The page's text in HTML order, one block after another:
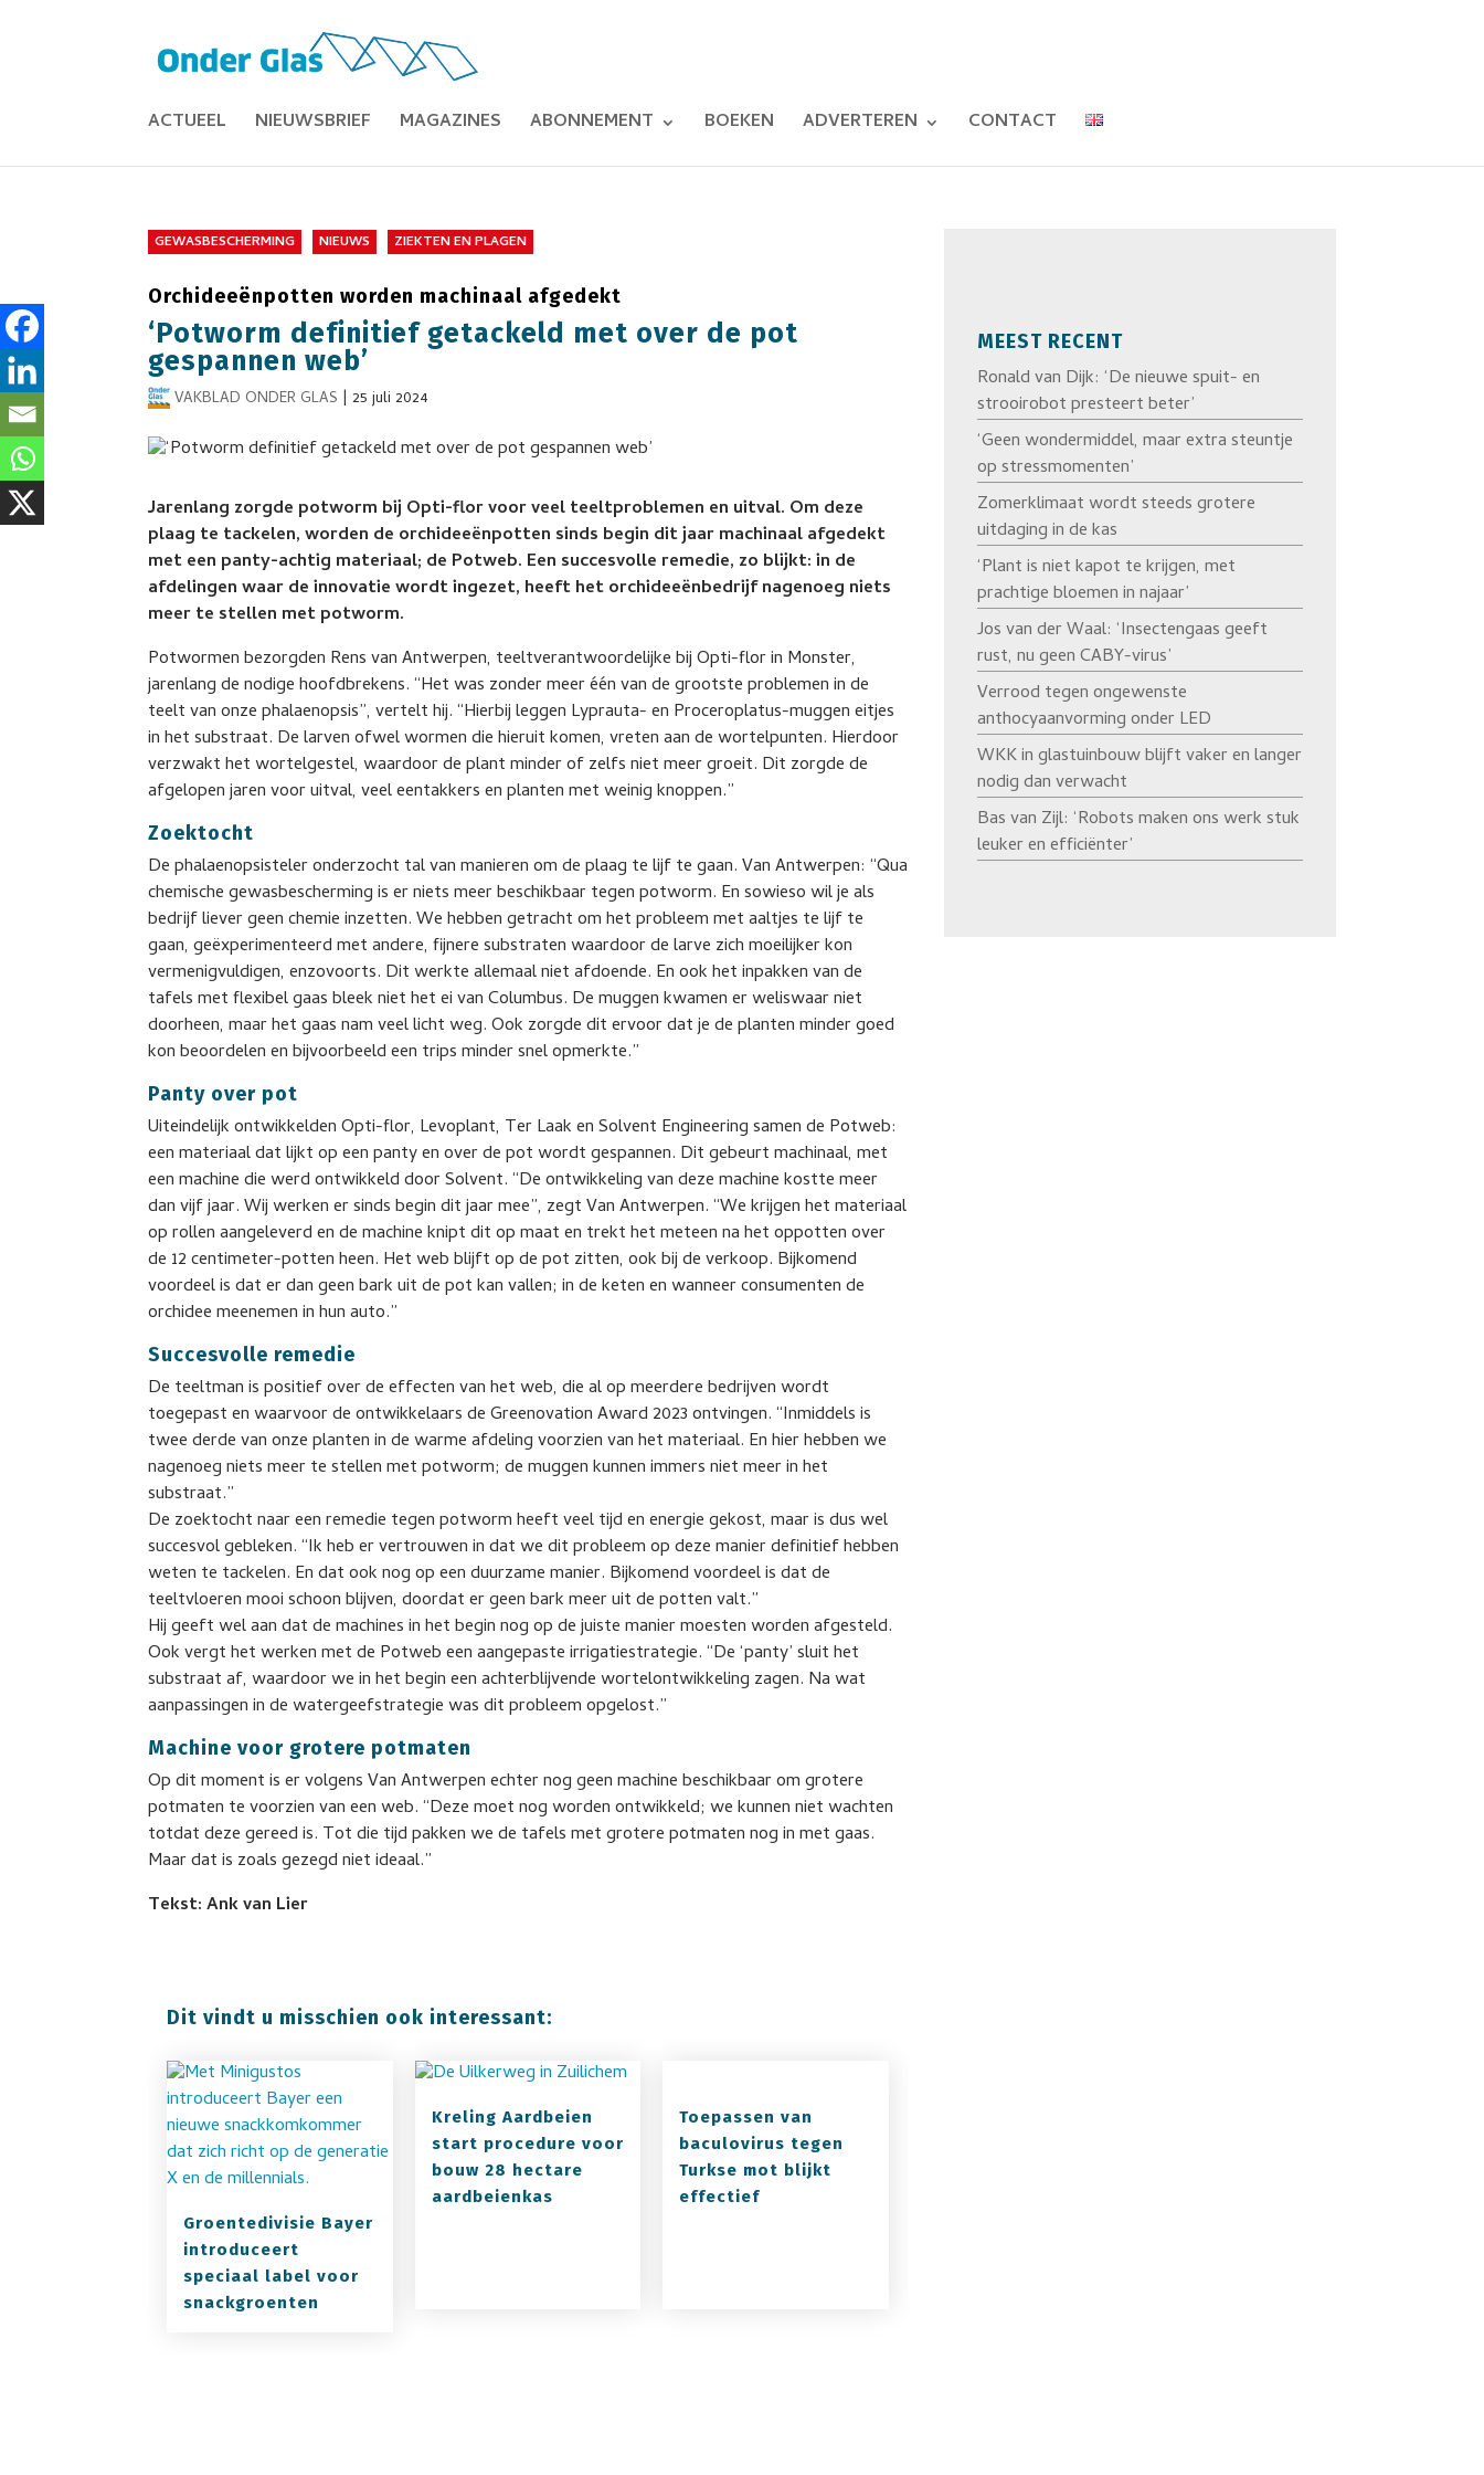
ACTUEEL NIEUWSBRIEF MAGAZINES ABONNEMENT BOEKEN ADVERTEREN CONTACT
GEWASBESCHERMING NIEUWS ZIEKTEN EN PLAGEN
Orchideeënpotten worden machinaal afgedekt
‘Potworm definitief getackeld met over de pot
gespannen web’
VAKBLAD ONDER GLAS |25 juli 2024
Jarenlang zorgde potworm bij Opti-flor voor veel teeltproblemen en uitval. Om deze
plaag te tackelen, worden de orchideeënpotten sinds begin dit jaar machinaal afgedekt
met een panty-achtig materiaal; de Potweb. Een succesvolle remedie, zo blijkt: in de
afdelingen waar de innovatie wordt ingezet, heeft het orchideeënbedrijf nagenoeg niets
meer te stellen met potworm.
Potwormen bezorgden Rens van Antwerpen, teeltverantwoordelijke bij Opti-flor in Monster,
jarenlang de nodige hoofdbrekens. “Het was zonder meer één van de grootste problemen in de
teelt van onze phalaenopsis”, vertelt hij. “Hierbij leggen Lyprauta- en Proceroplatus-muggen eitjes
in het substraat. De larven ofwel wormen die hieruit komen, vreten aan de wortelpunten. Hierdoor
verzwakt het wortelgestel, waardoor de plant minder of zelfs niet meer groeit. Dit zorgde de
afgelopen jaren voor uitval, veel eentakkers en planten met weinig knoppen.”
Zoektocht
De phalaenopsisteler onderzocht tal van manieren om de plaag te lijf te gaan. Van Antwerpen: “Qua
chemische gewasbescherming is er niets meer beschikbaar tegen potworm. En sowieso wil je als
bedrijf liever geen chemie inzetten. We hebben getracht om het probleem met aaltjes te lijf te
gaan, geëxperimenteerd met andere, fijnere substraten waardoor de larve zich moeilijker kon
vermenigvuldigen, enzovoorts. Dit werkte allemaal niet afdoende. En ook het inpakken van de
tafels met flexibel gaas bleek niet het ei van Columbus. De muggen kwamen er weliswaar niet
doorheen, maar het gaas nam veel licht weg. Ook zorgde dit ervoor dat je de planten minder goed
kon beoordelen en bijvoorbeeld een trips minder snel opmerkte.”
Panty over pot
Uiteindelijk ontwikkelden Opti-flor, Levoplant, Ter Laak en Solvent Engineering samen de Potweb:
een materiaal dat lijkt op een panty en over de pot wordt gespannen. Dit gebeurt machinaal, met
een machine die werd ontwikkeld door Solvent. “De ontwikkeling van deze machine kostte meer
dan vijf jaar. Wij werken er sinds begin dit jaar mee”, zegt Van Antwerpen. “We krijgen het materiaal
op rollen aangeleverd en de machine knipt dit op maat en trekt het meteen na het oppotten over
de 12 centimeter-potten heen. Het web blijft op de pot zitten, ook bij de verkoop. Bijkomend
voordeel is dat er dan geen bark uit de pot kan vallen; in de keten en wanneer consumenten de
orchidee meenemen in hun auto.”
Succesvolle remedie
De teeltman is positief over de effecten van het web, die al op meerdere bedrijven wordt
toegepast en waarvoor de ontwikkelaars de Greenovation Award 2023 ontvingen. “Inmiddels is
twee derde van onze planten in de warme afdeling voorzien van het materiaal. En hier hebben we
nagenoeg niets meer te stellen met potworm; de muggen kunnen immers niet meer in het
substraat.”
De zoektocht naar een remedie tegen potworm heeft veel tijd en energie gekost, maar is dus wel
succesvol gebleken. “Ik heb er vertrouwen in dat we dit probleem op deze manier definitief hebben
weten te tackelen. En dat ook nog op een duurzame manier. Bijkomend voordeel is dat de
teeltvloeren mooi schoon blijven, doordat er geen bark meer uit de potten valt.”
Hij geeft wel aan dat de machines in het begin nog op de juiste manier moesten worden afgesteld.
Ook vergt het werken met de Potweb een aangepaste irrigatiestrategie. “De ‘panty’ sluit het
substraat af, waardoor we in het begin een achterblijvende wortelontwikkeling zagen. Na wat
aanpassingen in de watergeefstrategie was dit probleem opgelost.”
Machine voor grotere potmaten
Op dit moment is er volgens Van Antwerpen echter nog geen machine beschikbaar om grotere
potmaten te voorzien van een web. “Deze moet nog worden ontwikkeld; we kunnen niet wachten
totdat deze gereed is. Tot die tijd pakken we de tafels met grotere potmaten nog in met gaas.
Maar dat is zoals gezegd niet ideaal.”
Tekst: Ank van Lier
Dit vindt u misschien ook interessant:
Groentedivisie Bayer
introduceert
speciaal label voor
snackgroenten
Kreling Aardbeien
start procedure voor
bouw 28 hectare
aardbeienkas
Toepassen van
baculovirus tegen
Turkse mot blijkt
effectief
MEEST RECENT
Ronald van Dijk: ‘De nieuwe spuit- en
strooirobot presteert beter’
‘Geen wondermiddel, maar extra steuntje
op stressmomenten’
Zomerklimaat wordt steeds grotere
uitdaging in de kas
‘Plant is niet kapot te krijgen, met
prachtige bloemen in najaar’
Jos van der Waal: ‘Insectengaas geeft
rust, nu geen CABY-virus’
Verrood tegen ongewenste
anthocyaanvorming onder LED
WKK in glastuinbouw blijft vaker en langer
nodig dan verwacht
Bas van Zijl: ‘Robots maken ons werk stuk
leuker en efficiënter’